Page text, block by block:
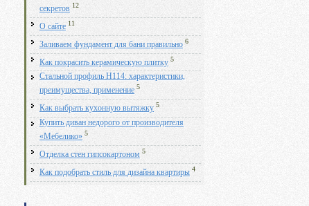
секретов 12
О сайте 11
Заливаем фундамент для бани правильно 6
Как покрасить керамическую плитку 5
Стальной профиль Н114: характеристики,
преимущества, применение 5
Как выбрать кухонную вытяжку 5
Купить диван недорого от производителя
«Мебелико» 5
Отделка стен гипсокартоном 5
Как подобрать стиль для дизайна квартиры 4